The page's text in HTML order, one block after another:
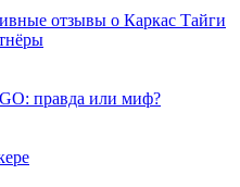
отзывы о Каркас Тайги
правда или миф?